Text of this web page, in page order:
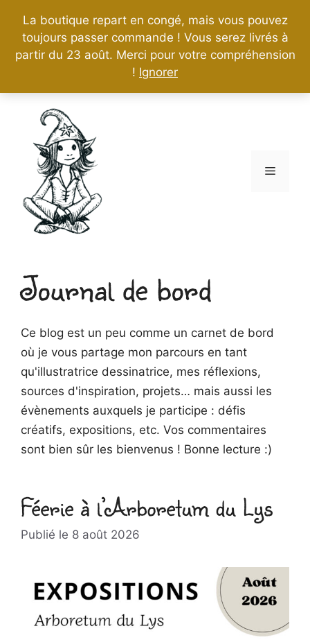
La boutique repart en congé, mais vous pouvez
toujours passer commande ! Vous serez livrés à
partir du 23 août. Merci pour votre compréhension
! Ignorer
Menu
Féerie à l’Arboretum du Lys
8 août 2026